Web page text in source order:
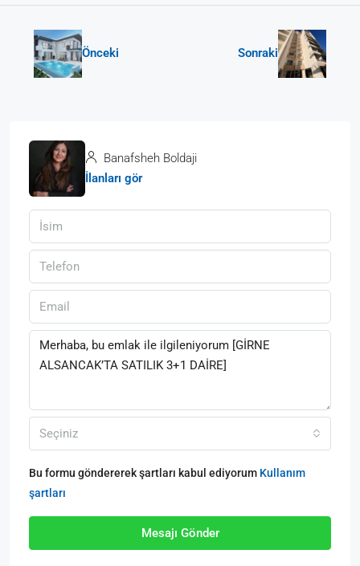
Önceki Sonraki
Banafsheh Boldaji
İlanları gör
Seçiniz
Bu formu göndererek şartları kabul ediyorum Kullanım
şartları
Mesajı Gönder